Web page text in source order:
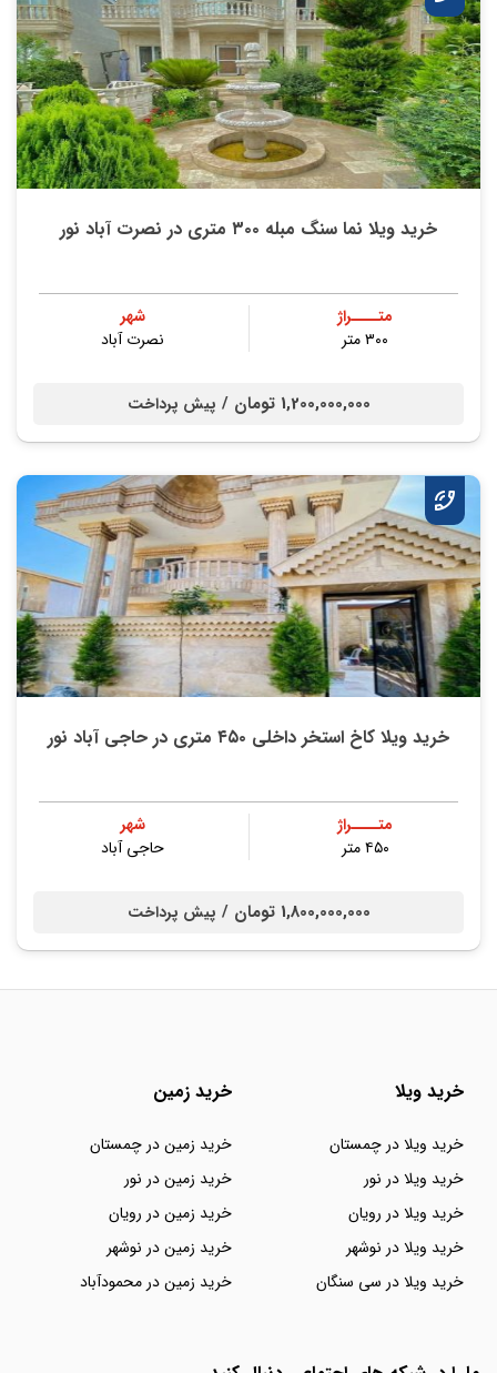
خرید ویلا نما سنگ مبله ۳۰۰ متری در نصرت آباد نور
متــــراژ
۳۰۰ متر
شهر
نصرت آباد
1,200,000,000 تومان / پیش پرداخت
خرید ویلا کاخ استخر داخلی ۴۵۰ متری در حاجی آباد نور
متــــراژ
۴۵۰ متر
شهر
حاجی آباد
1,800,000,000 تومان / پیش پرداخت
خرید ویلا
خرید ویلا در چمستان
خرید ویلا در نور
خرید ویلا در رویان
خرید ویلا در نوشهر
خرید ویلا در سی سنگان
خرید زمین
خرید زمین در چمستان
خرید زمین در نور
خرید زمین در رویان
خرید زمین در نوشهر
خرید زمین در محمودآباد